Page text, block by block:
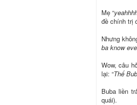
Mẹ “
đề chính trị
Nhưng
ba know
Wow, câu
lại: “Thế
Buba liền
quái).